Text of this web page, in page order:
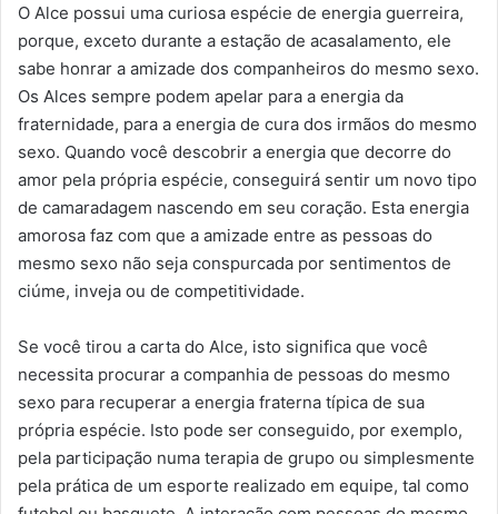
O Alce possui uma curiosa espécie de energia guerreira,
porque, exceto durante a estação de acasalamento, ele
sabe honrar a amizade dos companheiros do mesmo sexo.
Os Alces sempre podem apelar para a energia da
fraternidade, para a energia de cura dos irmãos do mesmo
sexo. Quando você descobrir a energia que decorre do
amor pela própria espécie, conseguirá sentir um novo tipo
de camaradagem nascendo em seu coração. Esta energia
amorosa faz com que a amizade entre as pessoas do
mesmo sexo não seja conspurcada por sentimentos de
ciúme, inveja ou de competitividade.
Se você tirou a carta do Alce, isto significa que você
necessita procurar a companhia de pessoas do mesmo
sexo para recuperar a energia fraterna típica de sua
própria espécie. Isto pode ser conseguido, por exemplo,
pela participação numa terapia de grupo ou simplesmente
pela prática de um esporte realizado em equipe, tal como